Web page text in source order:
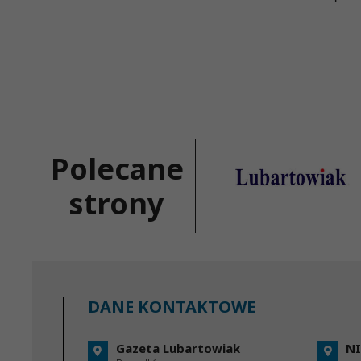
Polecane
strony
DANE KONTAKTOWE
Gazeta Lubartowiak